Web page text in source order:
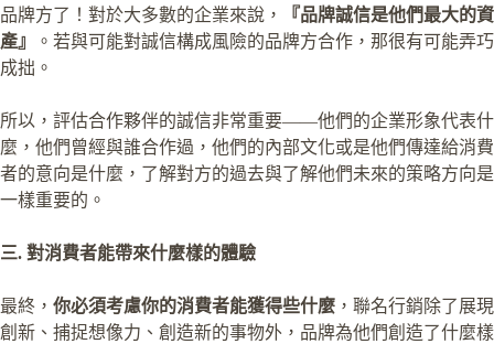
品牌方了！對於大多數的企業來說，
『品牌誠信是他們最大的資
產』
。若與可能對誠信構成風險的品牌方合作，那很有可能弄巧
成拙。
所以，評估合作夥伴的誠信非常重要——他們的企業形象代表什
麼，他們曾經與誰合作過，他們的內部文化或是他們傳達給消費
者的意向是什麼，了解對方的過去與了解他們未來的策略方向是
一樣重要的。
三. 對消費者能帶來什麼樣的體驗
最終， 你必須考慮你的消費者能獲得些什麼 ，聯名行銷除了展現
創新、捕捉想像力、創造新的事物外，品牌為他們創造了什麼樣